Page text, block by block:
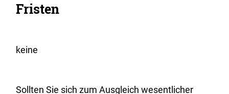
Fristen
keine
Sollten Sie sich zum Ausgleich wesentlicher